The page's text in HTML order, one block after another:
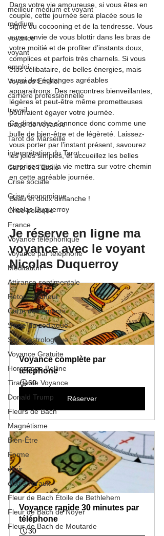
meilleur médium et voyant
médium
voyance
voyant
emploi
Voyance Emploi
carrière professionnelle
travail
tirage de voyance
Tarot de Marseille
interprétation du Tarot
Carte de l'Etoile
Crise sociale
Crise économique
Crise politique
France
Voyance téléphonique
Voyance par téléphone
Méditation
Attirance sentimentale
Retour d'amour
Carte des Amants
Signe du zodiaque
Signe astrologique
Voyance Gratuite
Horoscope Belline
Tirage de Voyance
Donald Trump
Fleurs de Bach
Magnétisme
Bien-Être
Forme
élixir
élixirs floraux
Fleur de Bach Étoile de Bethlehem
Fleur de Bach de Noyer
Fleur de Bach de Moutarde
Dans votre vie amoureuse, si vous êtes en
couple, cette journée sera placée sous le
signe du cocooning et de la tendresse. Vous
aurez envie de vous blottir dans les bras de
votre moitié et de profiter d’instants doux,
complices et parfois très charnels. Si vous
êtes célibataire, de belles énergies, mais
aussi des échanges agréables
apparaitrons. Des rencontres bienveillantes,
légères et peut-être même prometteuses
pourraient égayer votre journée.
Ce dimanche s’annonce donc comme une
bulle de bien-être et de légèreté. Laissez-
vous porter par l’instant présent, savourez
les joies simples, et accueillez les belles
surprises que la vie mettra sur votre chemin
en cette agréable journée.
Beau et doux dimanche !
Nicolas Duquerroy
Je réserve en ligne ma
voyance avec le voyant
Nicolas Duquerroy
Voyance complète par
téléphone
60
Réserver
Voyance rapide 30 minutes par
téléphone
30